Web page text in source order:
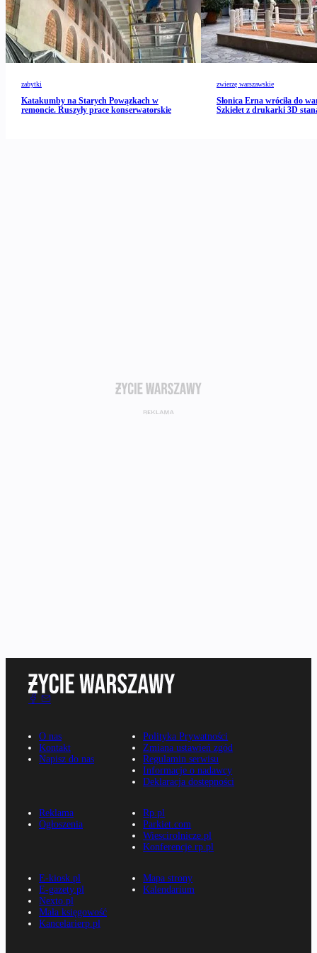
zabytki
Katakumby na Starych Powązkach w
remoncie. Ruszyły prace konserwatorskie
zwierzę warszawskie
Słonica Erna wróciła do
Szkielet z drukarki 3D
O nas
Kontakt
Napisz do nas
Polityka Prywatności
Zmiana ustawień zgód
Regulamin serwisu
Informacje o nadawcy
Deklaracja dostępności
Reklama
Ogłoszenia
Rp.pl
Parkiet.com
Wiescirolnicze.pl
Konferencje.rp.pl
E-kiosk.pl
E-gazety.pl
Nexto.pl
Mała księgowość
Kancelarierp.pl
Mapa strony
Kalendarium